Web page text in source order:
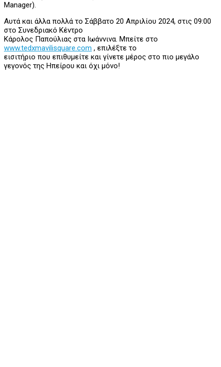
Manager).
Αυτά και άλλα πολλά το Σάββατο 20 Απριλίου 2024, στις 09:00
στο Συνεδριακό Κέντρο
Κάρολος Παπούλιας στα Ιωάννινα. Μπείτε στο
www.tedxmavilisquare.com , επιλέξτε το
εισιτήριο που επιθυμείτε και γίνετε μέρος στο πιο μεγάλο
γεγονός της Ηπείρου και όχι μόνο!